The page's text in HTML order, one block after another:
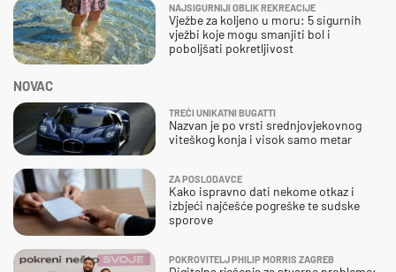
NOVAC
TREĆI UNIKATNI BUGATTI
Nazvan je po vrsti srednjovjekovnog
viteškog konja i visok samo metar
ZA POSLODAVCE
Kako ispravno dati nekome otkaz i
izbjeći najčešće pogreške te sudske
sporove
POKROVITELJ PHILIP MORRIS ZAGREB
NAJSIGURNIJI OBLIK REKREACIJE
Vježbe za koljeno u moru: 5 sigurnih
vježbi koje mogu smanjiti bol i
poboljšati pokretljivost